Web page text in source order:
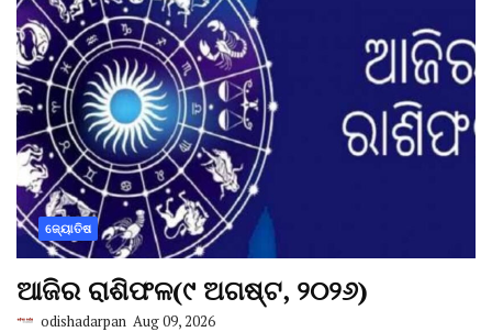
ଜ୍ୟୋତିଷ
ଆଜିର ରାଶିଫଳ(୯ ଅଗଷ୍ଟ, ୨୦୨୬)
odishadarpan Aug 09, 2026